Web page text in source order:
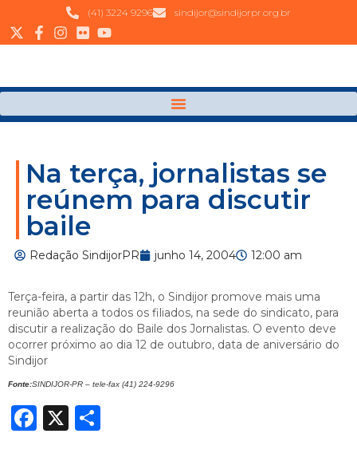
(41) 3224 9296 sindijor@sindijorpr.org.br
Na terça, jornalistas se
reúnem para discutir
baile
Redação SindijorPR junho 14, 2004 12:00 am
Terça-feira, a partir das 12h, o Sindijor promove mais uma
reunião aberta a todos os filiados, na sede do sindicato, para
discutir a realização do Baile dos Jornalistas. O evento deve
ocorrer próximo ao dia 12 de outubro, data de aniversário do
Sindijor
Fonte:SINDIJOR-PR – tele-fax (41) 224-9296
Facebook
X